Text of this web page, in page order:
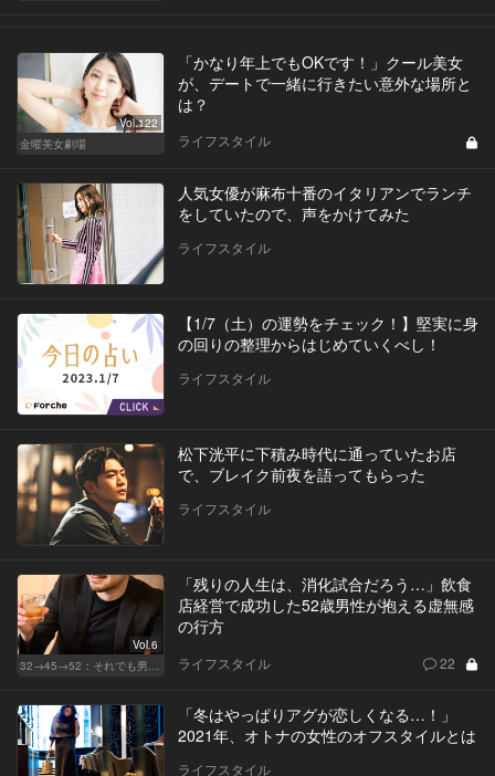
Vol.122
金曜美女劇場
「かなり年上でもOKです！」クール美女
が、デートで一緒に行きたい意外な場所と
は？
ライフスタイル
人気女優が麻布十番のイタリアンでランチ
をしていたので、声をかけてみた
ライフスタイル
【1/7（土）の運勢をチェック！】堅実に身
の回りの整理からはじめていくべし！
ライフスタイル
松下洸平に下積み時代に通っていたお店
で、ブレイク前夜を語ってもらった
ライフスタイル
Vol.6
32→45→52：それでも男は完成しない。
「残りの人生は、消化試合だろう…」飲食
店経営で成功した52歳男性が抱える虚無感
の行方
ライフスタイル 22
「冬はやっぱりアグが恋しくなる…！」
2021年、オトナの女性のオフスタイルとは
ライフスタイル